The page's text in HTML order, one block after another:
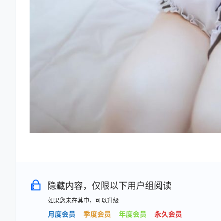
隐藏内容，仅限以下用户组阅读
如果您未在其中，可以升级
月度会员 季度会员 年度会员 永久会员